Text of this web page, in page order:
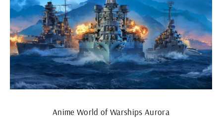
Anime World of Warships Aurora